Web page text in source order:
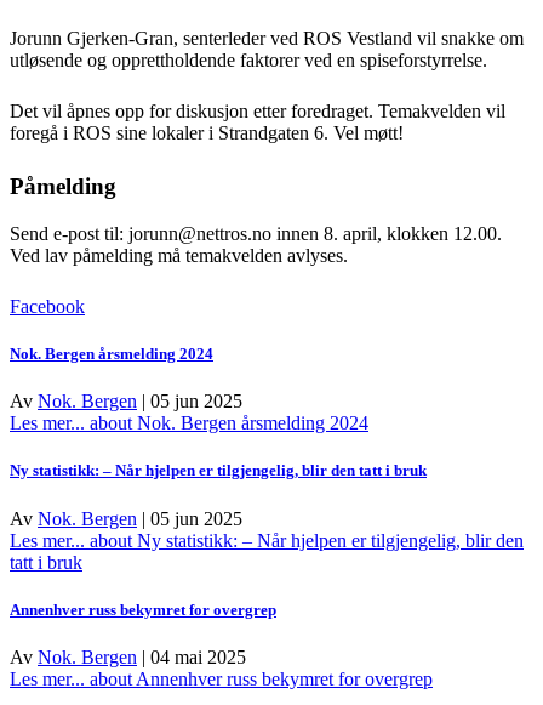
Jorunn Gjerken-Gran, senterleder ved ROS Vestland vil snakke om
utløsende og opprettholdende faktorer ved en spiseforstyrrelse.
Det vil åpnes opp for diskusjon etter foredraget. Temakvelden vil
foregå i ROS sine lokaler i Strandgaten 6. Vel møtt!
Påmelding
Send e-post til: jorunn@nettros.no innen 8. april, klokken 12.00.
Ved lav påmelding må temakvelden avlyses.
Facebook
Nok. Bergen årsmelding 2024
Av Nok. Bergen | 05 jun 2025
Les mer... about Nok. Bergen årsmelding 2024
Ny statistikk: – Når hjelpen er tilgjengelig, blir den tatt i bruk
Av Nok. Bergen | 05 jun 2025
Les mer... about Ny statistikk: – Når hjelpen er tilgjengelig, blir den
tatt i bruk
Annenhver russ bekymret for overgrep
Av Nok. Bergen | 04 mai 2025
Les mer... about Annenhver russ bekymret for overgrep